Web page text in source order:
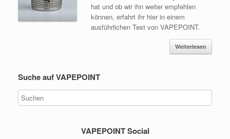
hat und ob wir ihn weiter empfehlen
können, erfahrt ihr hier in einem
ausführlichen Test von VAPEPOINT.
Weiterlesen
Suche auf VAPEPOINT
VAPEPOINT Social